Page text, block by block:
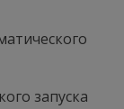
запуска